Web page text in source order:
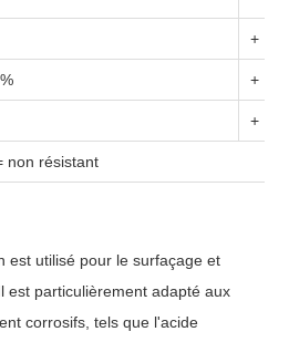
+
+
+
non résistant
est utilisé pour le surfaçage et
est particulièrement adapté aux
corrosifs, tels que l'acide